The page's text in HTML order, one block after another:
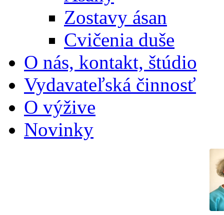
Zostavy ásan
Cvičenia duše
O nás, kontakt, štúdio
Vydavateľská činnosť
O výžive
Novinky